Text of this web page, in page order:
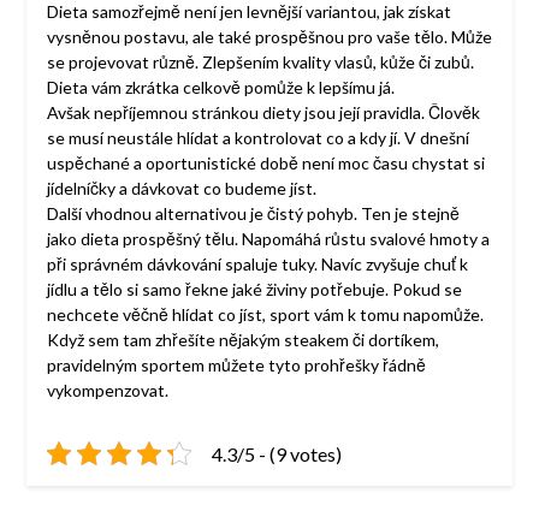
Dieta samozřejmě není jen levnější variantou, jak získat
vysněnou postavu, ale také prospěšnou pro vaše tělo. Může
se projevovat různě. Zlepšením kvality vlasů, kůže či zubů.
Dieta vám zkrátka celkově pomůže k lepšímu já.
Avšak nepříjemnou stránkou diety jsou její pravidla. Člověk
se musí neustále hlídat a kontrolovat co a kdy jí. V dnešní
uspěchané a oportunistické době není moc času chystat si
jídelníčky a dávkovat co budeme jíst.
Další vhodnou alternativou je čistý pohyb. Ten je stejně
jako dieta prospěšný tělu. Napomáhá růstu svalové hmoty a
při správném dávkování spaluje tuky. Navíc zvyšuje chuť k
jídlu a tělo si samo řekne jaké živiny potřebuje. Pokud se
nechcete věčně hlídat co jíst, sport vám k tomu napomůže.
Když sem tam zhřešíte nějakým steakem či dortíkem,
pravidelným sportem můžete tyto prohřešky řádně
vykompenzovat.
4.3/5 - (9 votes)